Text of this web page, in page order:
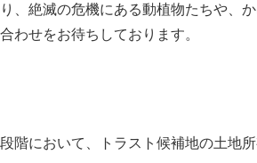
、絶滅の危機にある動植物たちや、
わせをお待ちしております。
階において、トラスト候補地の土地